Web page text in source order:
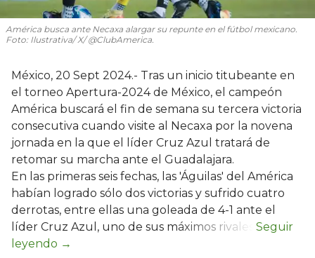
América busca ante Necaxa alargar su repunte en el fútbol mexicano.
Foto: Ilustrativa/ X/ @ClubAmerica.
México, 20 Sept 2024.- Tras un inicio titubeante en
el torneo Apertura-2024 de México, el campeón
América buscará el fin de semana su tercera victoria
consecutiva cuando visite al Necaxa por la novena
jornada en la que el líder Cruz Azul tratará de
retomar su marcha ante el Guadalajara.
En las primeras seis fechas, las 'Águilas' del América
habían logrado sólo dos victorias y sufrido cuatro
derrotas, entre ellas una goleada de 4-1 ante el
líder Cruz Azul, uno de sus máximos rivales.